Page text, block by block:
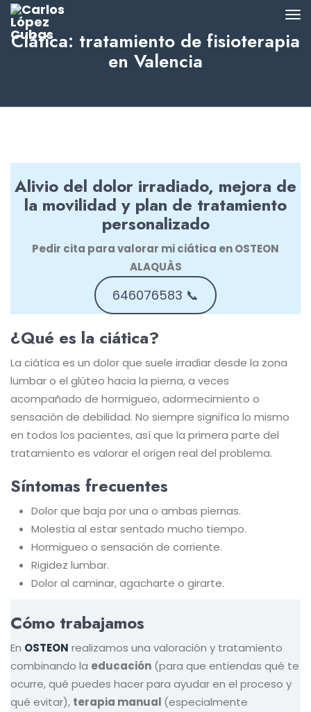
Ciática: tratamiento de fisioterapia
en Valencia
Alivio del dolor irradiado, mejora de
la movilidad y plan de tratamiento
personalizado
Pedir cita para valorar mi ciática en OSTEON
ALAQUÀS
646076583 📞
¿Qué es la ciática?
La ciática es un dolor que suele irradiar desde la zona
lumbar o el glúteo hacia la pierna, a veces
acompañado de hormigueo, adormecimiento o
sensación de debilidad. No siempre significa lo mismo
en todos los pacientes, así que la primera parte del
tratamiento es valorar el origen real del problema.
Síntomas frecuentes
Dolor que baja por una o ambas piernas.
Molestia al estar sentado mucho tiempo.
Hormigueo o sensación de corriente.
Rigidez lumbar.
Dolor al caminar, agacharte o girarte.
Cómo trabajamos
En OSTEON realizamos una valoración y tratamiento
combinando la educación (para que entiendas qué te
ocurre, qué puedes hacer para ayudar en el proceso y
qué evitar), terapia manual (especialmente